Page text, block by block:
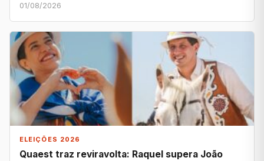
01/08/2026
ELEIÇÕES 2026
Quaest traz reviravolta: Raquel supera João